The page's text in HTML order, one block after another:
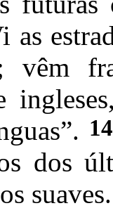
as
14
dos
suaves.